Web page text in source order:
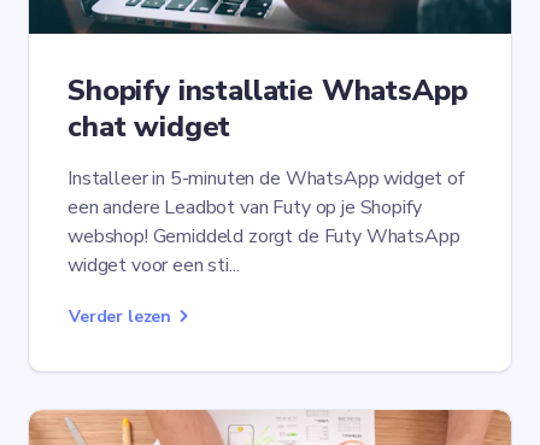
Shopify installatie WhatsApp
chat widget
Installeer in 5-minuten de WhatsApp widget of
een andere Leadbot van Futy op je Shopify
webshop! Gemiddeld zorgt de Futy WhatsApp
widget voor een sti...
Verder lezen